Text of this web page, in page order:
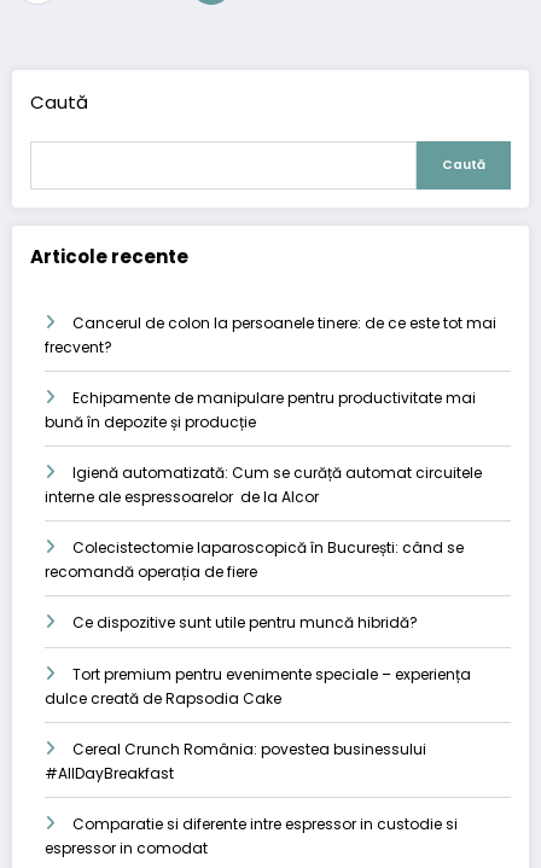
Caută
Caută
Articole recente
Cancerul de colon la persoanele tinere: de ce este tot mai
frecvent?
Echipamente de manipulare pentru productivitate mai
bună în depozite și producție
Igienă automatizată: Cum se curăță automat circuitele
interne ale espressoarelor de la Alcor
Colecistectomie laparoscopică în București: când se
recomandă operația de fiere
Ce dispozitive sunt utile pentru muncă hibridă?
Tort premium pentru evenimente speciale – experiența
dulce creată de Rapsodia Cake
Cereal Crunch România: povestea businessului
#AllDayBreakfast
Comparatie si diferente intre espressor in custodie si
espressor in comodat